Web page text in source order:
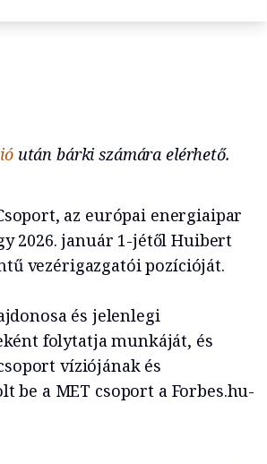
után bárki számára elérhető.
az európai energiaipar
2026. január 1-jétől Huibert
vezérigazgatói pozícióját.
és jelenlegi
folytatja munkáját, és
víziójának és
be a MET csoport a Forbes.hu-